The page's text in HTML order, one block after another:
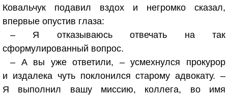
Ковальчук подавил вздох и негромко сказал,
впервые опустив глаза:
– Я отказываюсь отвечать на так
сформулированный вопрос.
– А вы уже ответили, – усмехнулся прокурор
и издалека чуть поклонился старому адвокату. –
Я выполнил вашу миссию, коллега, во имя